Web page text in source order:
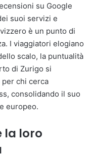
su Google
suoi servizi e
è un punto di
I viaggiatori elogiano
scalo, la puntualità
di Zurigo si
chi cerca
consolidando il suo
europeo.
la loro